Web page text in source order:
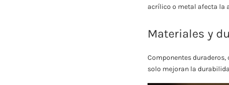
acrílico o metal afecta la
Materiales y
Componentes
solo mejoran la